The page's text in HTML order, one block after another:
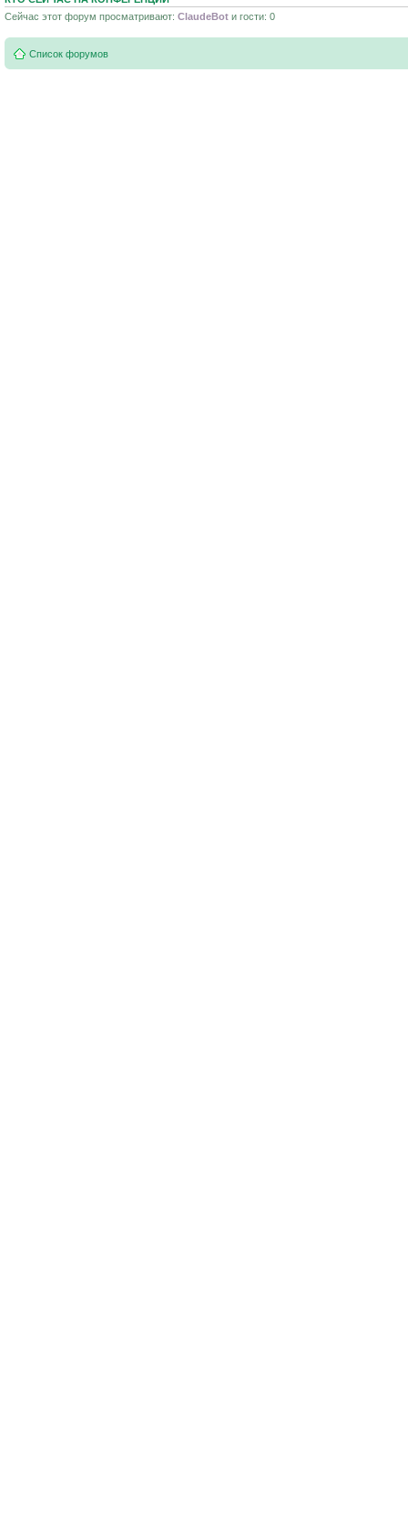
Сейчас этот форум просматривают: ClaudeBot и гости: 0
Список форумов